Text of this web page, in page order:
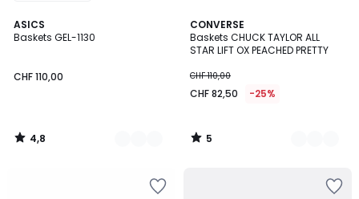
ASICS
Baskets GEL-1130
CHF 110,00
4,8
/ 5
3
Couleurs
4,8
/
CONVERSE
Baskets CHUCK TAYLOR ALL
STAR LIFT OX PEACHED PRETTY
CHF 110,00
CHF 82,50 -25%
5
/
5
2
Couleurs
5
/